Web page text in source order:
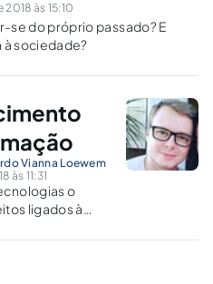
às 15:10
se do próprio passado? E
à sociedade?
Vianna Loewem
às 11:31
o
ligados à